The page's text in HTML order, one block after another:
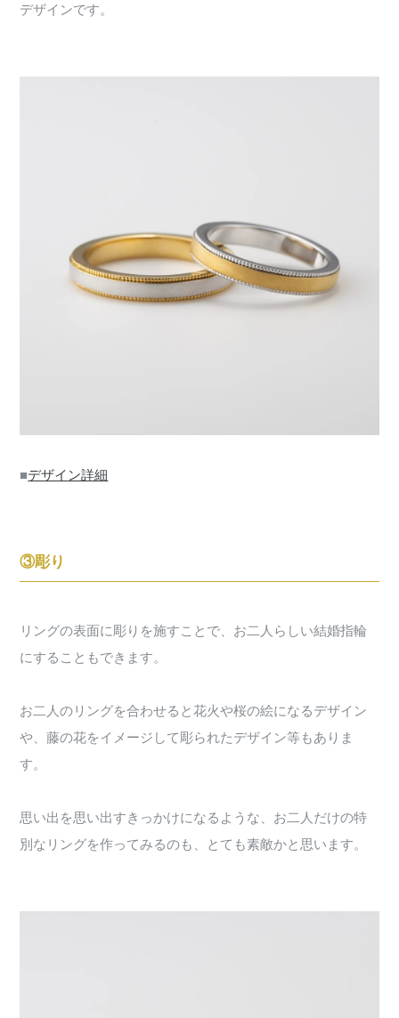
デザインです。
■デザイン詳細
③彫り
リングの表面に彫りを施すことで、お二人らしい結婚指輪
にすることもできます。
お二人のリングを合わせると花火や桜の絵になるデザイン
や、藤の花をイメージして彫られたデザイン等もありま
す。
思い出を思い出すきっかけになるような、お二人だけの特
別なリングを作ってみるのも、とても素敵かと思います。